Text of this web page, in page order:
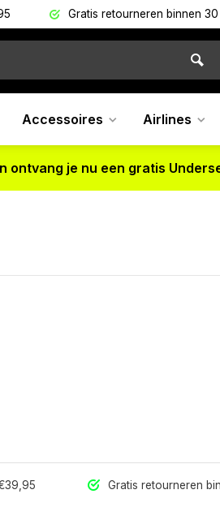
Gratis retourneren binnen
Accessoires Airlines
je nu een gratis
Gratis retourneren